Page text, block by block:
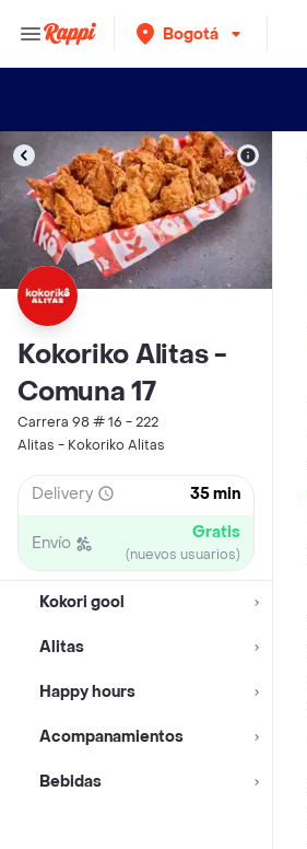
Bogotá
Kokoriko Alitas -
Comuna 17
Carrera 98 # 16 - 222
Alitas - Kokoriko Alitas
Delivery 35 min
Envío Gratis
(nuevos usuarios)
Kokori gool
Alitas
Happy hours
Acompanamientos
Bebidas